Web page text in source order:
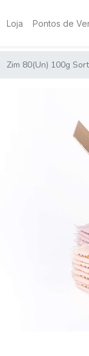
Loja Pontos de
Zim 80(Un) 100g